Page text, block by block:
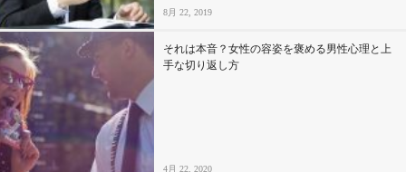
8月 22, 2019
それは本音？女性の容姿を褒める男性心理と上
手な切り返し方
4月 22, 2020